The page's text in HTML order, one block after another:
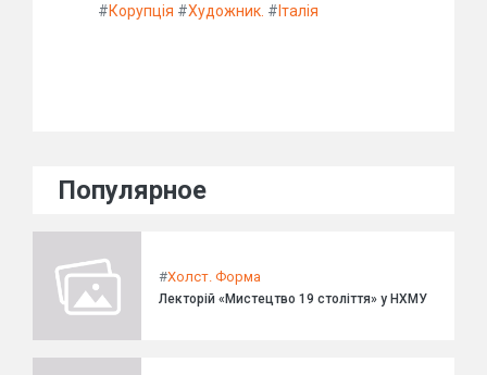
#Корупція #Художник. # Італія
Популярное
#Холст. Форма
Лекторій «Мистецтво 19 століття» у НХМУ